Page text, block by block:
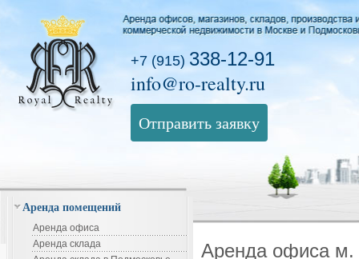
+7 (915) 338-12-91
info@ro-realty.ru
Отправить заявку
Аренда помещений
Аренда офиса
Аренда склада
Аренда офиса